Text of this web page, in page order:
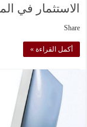
الاستثمار في
Share
أكمل القراءة »